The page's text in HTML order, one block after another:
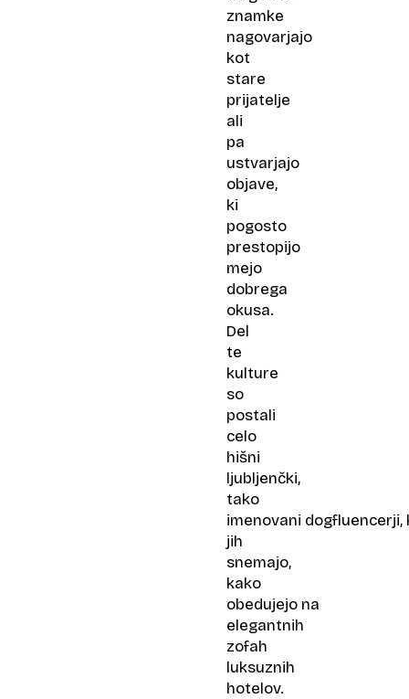
znamke
nagovarjajo
kot
stare
prijatelje
ali
pa
ustvarjajo
objave,
ki
pogosto
prestopijo
mejo
dobrega
okusa.
Del
te
kulture
so
postali
celo
hišni
ljubljenčki,
tako
imenovani dogfluencerji,
jih
snemajo,
kako
obedujejo na
elegantnih
zofah
luksuznih
hotelov.